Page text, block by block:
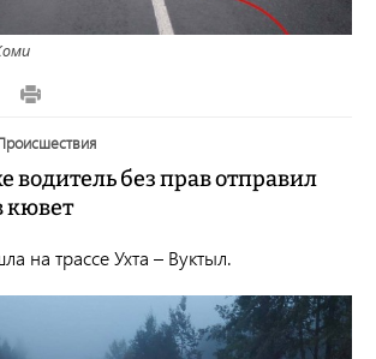
происшествия
водитель без прав отправил
кювет
на трассе Ухта – Вуктыл.